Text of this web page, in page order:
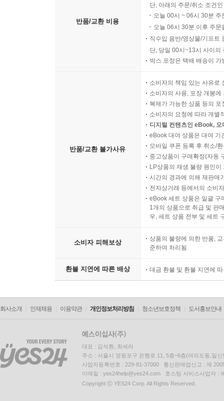
반품/교환 비용
단, 아래의 주문/취소 조건
오늘 00시 ~ 06시 30분
오늘 06시 30분 이후 주
직수입 음반/영상물/기프트
단, 당일 00시~13시 사이의
박스 포장은 택배 배송이
반품/교환 불가사유
소비자의 책임 있는 사유로
소비자의 사용, 포장 개봉
복제가 가능한 상품 등의
소비자의 요청에 따라 개별
디지털 컨텐츠인 eBook,
eBook 대여 상품은 대여 기
모바일 쿠폰 등록 후 취소/
중고상품이 구매확정(자동
LP상품의 재생 불량 원인
시간의 경과에 의해 재판매
전자상거래 등에서의 소비
eBook 세트 상품은 일괄 구
1개의 상품으로 취급 및 판
우, 세트 상품 전부 및 세트
소비자 피해보상
상품의 불량에 의한 반품,
준하여 처리됨
환불 지연에 따른 배상 대금 환불 및 환불 지연에
회사소개 인재채용 이용약관 개인정보처리방침 청소년보호정책 도서홍보안내
대표 : 김석환, 최세라
주소 : 서울시 영등포구 은행로 11, 5층~6층(여의도동,일신
사업자등록번호 : 229-81-37000 통신판매업신고 : 제
이메일 : yes24help@yes24.com 호스팅 서비스사업자 :
Copyright ⓒ YES24 Corp. All Rights Reserved.